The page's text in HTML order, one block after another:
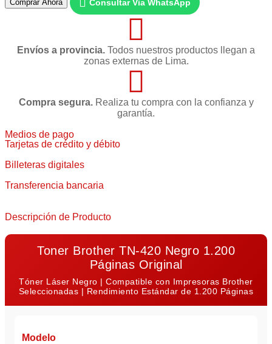
Comprar Ahora Consultar Via WhatsApp
Envíos a provincia. Todos nuestros productos llegan a
zonas externas de Lima.
Compra segura.Realiza tu compra con la confianza y
garantía.
Medios de pago
Tarjetas de crédito y débito
Billeteras digitales
Transferencia bancaria
Descripción de Producto
Toner Brother TN-420 Negro 1.200
Páginas Original
Tóner Láser Negro | Compatible con Impresoras Brother
Seleccionadas | Rendimiento Estándar de 1.200 Páginas
Modelo